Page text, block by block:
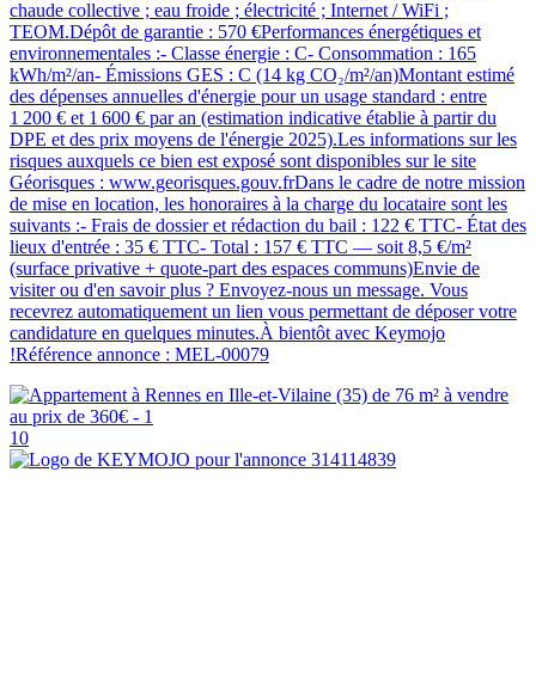
chaude collective ; eau froide ; électricité ; Internet / WiFi ;
TEOM.Dépôt de garantie : 570 €Performances énergétiques et
environnementales :- Classe énergie : C- Consommation : 165
kWh/m²/an- Émissions GES : C (14 kg CO₂/m²/an)Montant estimé
des dépenses annuelles d'énergie pour un usage standard : entre
1 200 € et 1 600 € par an (estimation indicative établie à partir du
DPE et des prix moyens de l'énergie 2025).Les informations sur les
risques auxquels ce bien est exposé sont disponibles sur le site
Géorisques : www.georisques.gouv.frDans le cadre de notre mission
de mise en location, les honoraires à la charge du locataire sont les
suivants :- Frais de dossier et rédaction du bail : 122 € TTC- État des
lieux d'entrée : 35 € TTC- Total : 157 € TTC — soit 8,5 €/m²
(surface privative + quote-part des espaces communs)Envie de
visiter ou d'en savoir plus ? Envoyez-nous un message. Vous
recevrez automatiquement un lien vous permettant de déposer votre
candidature en quelques minutes.À bientôt avec Keymojo
!Référence annonce : MEL-00079
10